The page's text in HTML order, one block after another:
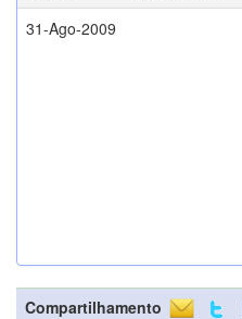
31-Ago-2009
Compartilhamento